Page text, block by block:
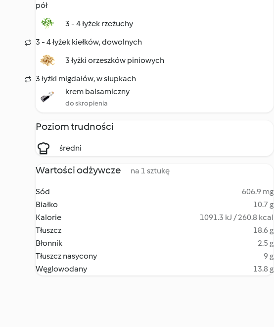
pół
3 - 4 łyżek rzeżuchy
3 - 4 łyżek kiełków, dowolnych
3 łyżki orzeszków piniowych
3 łyżki migdałów, w słupkach
krem balsamiczny
do skropienia
Poziom trudności
średni
Wartości odżywcze na 1 sztukę
Sód
606.9 mg
Białko
10.7 g
Kalorie
1091.3 kJ / 260.8 kcal
Tłuszcz
18.6 g
Błonnik
2.5 g
Tłuszcz nasycony
9 g
Węglowodany
13.8 g